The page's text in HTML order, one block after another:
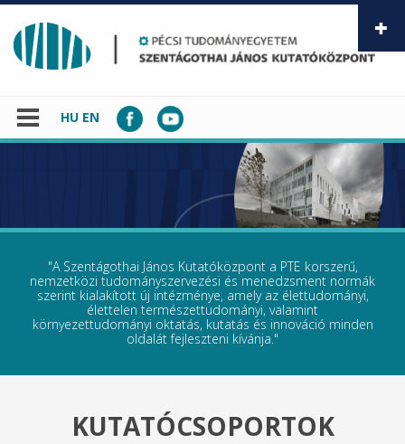
Ugrás a tartalomra
HU EN
"A Szentágothai János Kutatóközpont a PTE korszerű,
nemzetközi tudományszervezési és menedzsment normák
szerint kialakított új intézménye, amely az élettudományi,
élettelen természettudományi, valamint
környezettudományi oktatás, kutatás és innováció minden
oldalát fejleszteni kívánja."
KUTATÓCSOPORTOK